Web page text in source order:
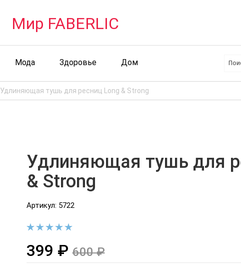
Мир FABERLIC
Мода Здоровье Дом
Удлиняющая тушь для ресниц Long & Strong
Удлиняющая тушь для
& Strong
Артикул: 5722
399 ₽600 ₽